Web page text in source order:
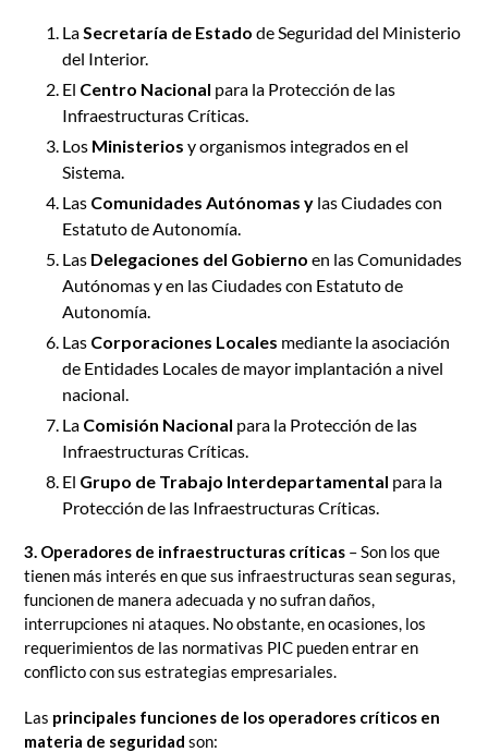
LaSecretaría de Estado de Seguridad del Ministerio
del Interior.
El Centro Nacional para la Protección de las
Infraestructuras Críticas.
Los Ministerios y organismos integrados en el
Sistema.
Las Comunidades Autónomas y las Ciudades con
Estatuto de Autonomía.
Las Delegaciones del Gobierno en las Comunidades
Autónomas y en las Ciudades con Estatuto de
Autonomía.
Las Corporaciones Locales mediante la asociación
de Entidades Locales de mayor implantación a nivel
nacional.
La Comisión Nacional para la Protección de las
Infraestructuras Críticas.
El Grupo de Trabajo Interdepartamental para la
Protección de las Infraestructuras Críticas.
3. Operadores de infraestructuras críticas – Son los que
tienen más interés en que sus infraestructuras sean seguras,
funcionen de manera adecuada y no sufran daños,
interrupciones ni ataques. No obstante, en ocasiones, los
requerimientos de las normativas PIC pueden entrar en
conflicto con sus estrategias empresariales.
Las principales funciones de los operadores críticos en
materia de seguridad son: